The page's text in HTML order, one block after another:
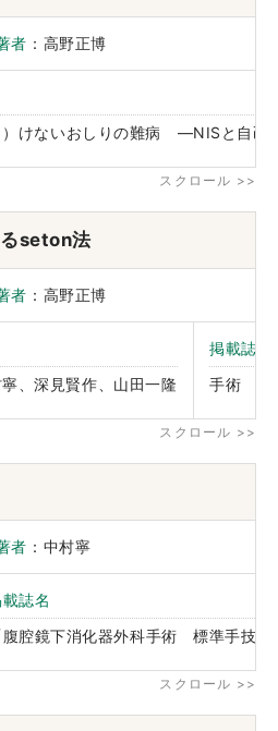
者 ：高野正博
）けないおしりの難病 ―NISと自
seton法
者 ：高野正博
、深見賢作、山田一隆
掲載誌名
手術
者 ：中村寧
誌名
腹腔鏡下消化器外科手術 標準手技